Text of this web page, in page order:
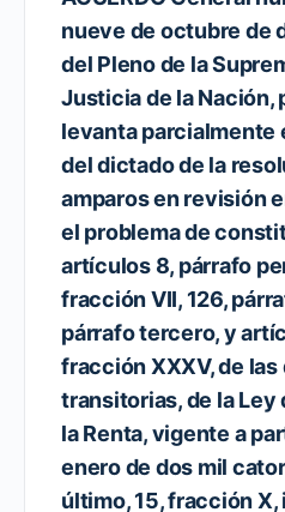
nueve de octubre de
del Pleno de la
Justicia de la Nación,
levanta parcialmente
del dictado de la
amparos en revisión
el problema de
artículos 8, párrafo
fracción VII, 126,
párrafo tercero, y
fracción XXXV, de
transitorias, de la Ley
la Renta, vigente a
enero de dos mil
último, 15, fracción X,